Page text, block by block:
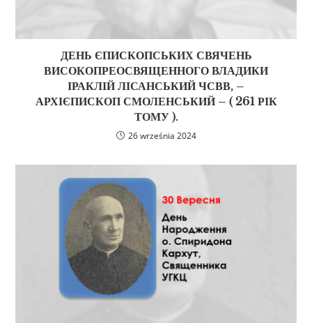
ДЕНЬ ЄПИСКОПСЬКИХ СВЯЧЕНЬ
ВИСОКОПРЕОСВЯЩЕННОГО ВЛАДИКИ
ІРАКЛІЙ ЛІСАНСЬКИЙ ЧСВВ, –
АРХІЄПИСКОП СМОЛЕНСЬКИЙ – ( 261 РІК
ТОМУ ).
26 września 2024